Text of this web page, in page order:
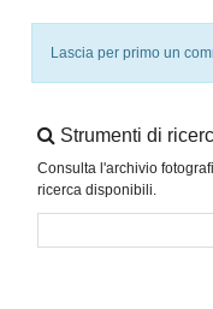
Lascia per primo un
Strumenti di
Consulta l'archivio
ricerca disponibili.